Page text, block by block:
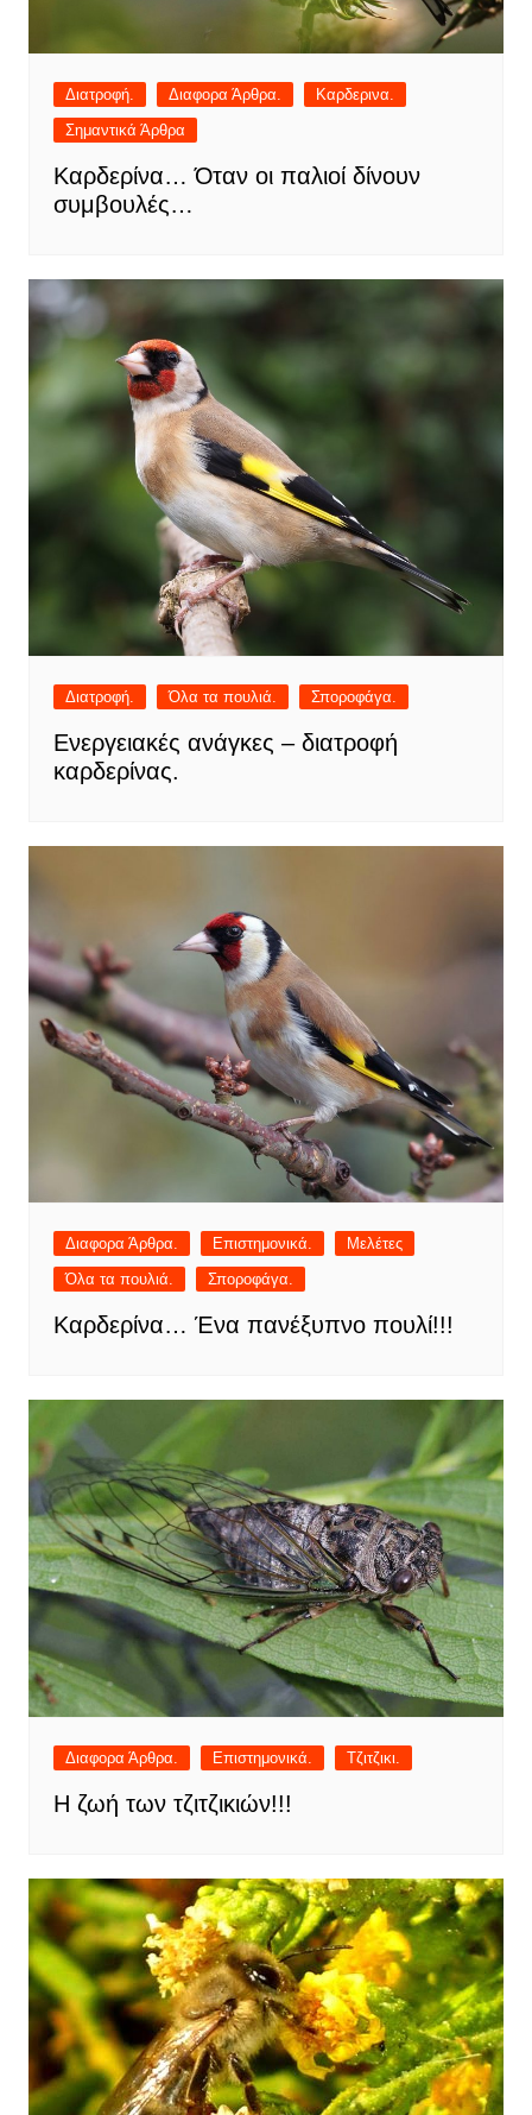
Διατροφή. Διαφορα Άρθρα.
Καρδερινα.
Σημαντικά Άρθρα
Καρδερίνα… Όταν οι παλιοί δίνουν
συμβουλές…
Διατροφή. Όλα τα πουλιά. Σποροφάγα.
Ενεργειακές ανάγκες – διατροφή
καρδερίνας.
Διαφορα Άρθρα. Επιστημονικά.
Μελέτες
Όλα τα πουλιά.
Σποροφάγα.
Καρδερίνα… Ένα πανέξυπνο πουλί!!!
Διαφορα Άρθρα. Επιστημονικά. Τζιτζικι.
Η ζωή των τζιτζικιών!!!